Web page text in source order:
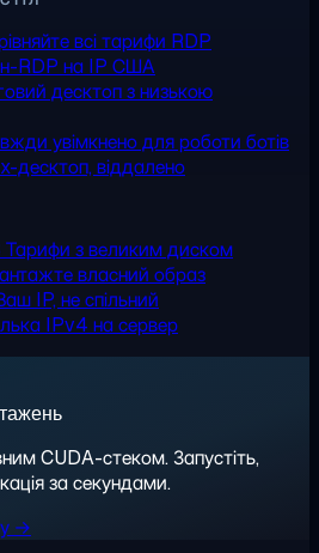
всі тарифи RDP
RDP на IP США
десктоп з низькою
увімкнено для роботи ботів
десктоп, віддалено
Тарифи з великим диском
власний образ
IP, не спільний
IPv4 на сервер
CUDA-стеком. Запустіть,
за секундами.
→